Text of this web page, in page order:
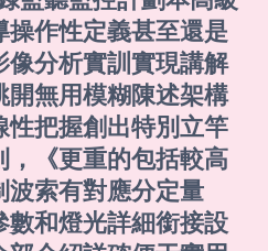
作性定義甚至還是
分析實訓實現講解
無用模糊陳述架構
把握創出特別立竿
《更重的包括較高
索有對應分定量
和燈光詳細銜接設